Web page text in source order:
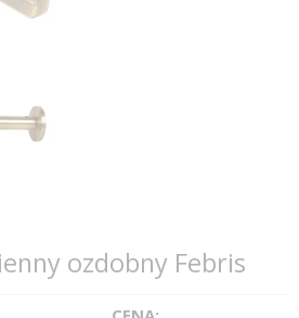
ozdobny Febris